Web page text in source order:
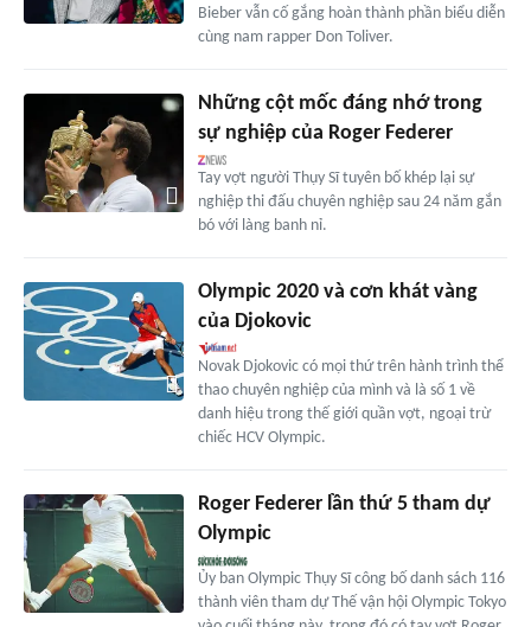
Bieber vẫn cố gắng hoàn thành phần biểu diễn
cùng nam rapper Don Toliver.
Những cột mốc đáng nhớ trong
sự nghiệp của Roger Federer
Tay vợt người Thụy Sĩ tuyên bố khép lại sự
nghiệp thi đấu chuyên nghiệp sau 24 năm gắn
bó với làng banh nỉ.
Olympic 2020 và cơn khát vàng
của Djokovic
Novak Djokovic có mọi thứ trên hành trình thể
thao chuyên nghiệp của mình và là số 1 về
danh hiệu trong thế giới quần vợt, ngoại trừ
chiếc HCV Olympic.
Roger Federer lần thứ 5 tham dự
Olympic
Ủy ban Olympic Thụy Sĩ công bố danh sách 116
thành viên tham dự Thế vận hội Olympic Tokyo